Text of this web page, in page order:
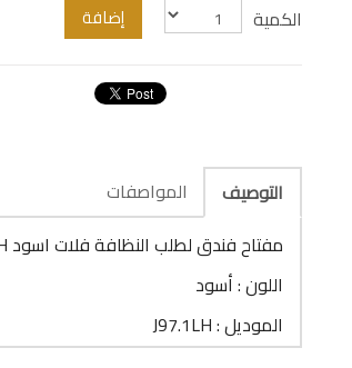
الكمية إضافة
التوصيف
المواصفات
مفتاح فندق لطلب النظافة فلات اسود J97.1LH - مجموعة فنادق
اللون : أسود
الموديل : J97.1LH